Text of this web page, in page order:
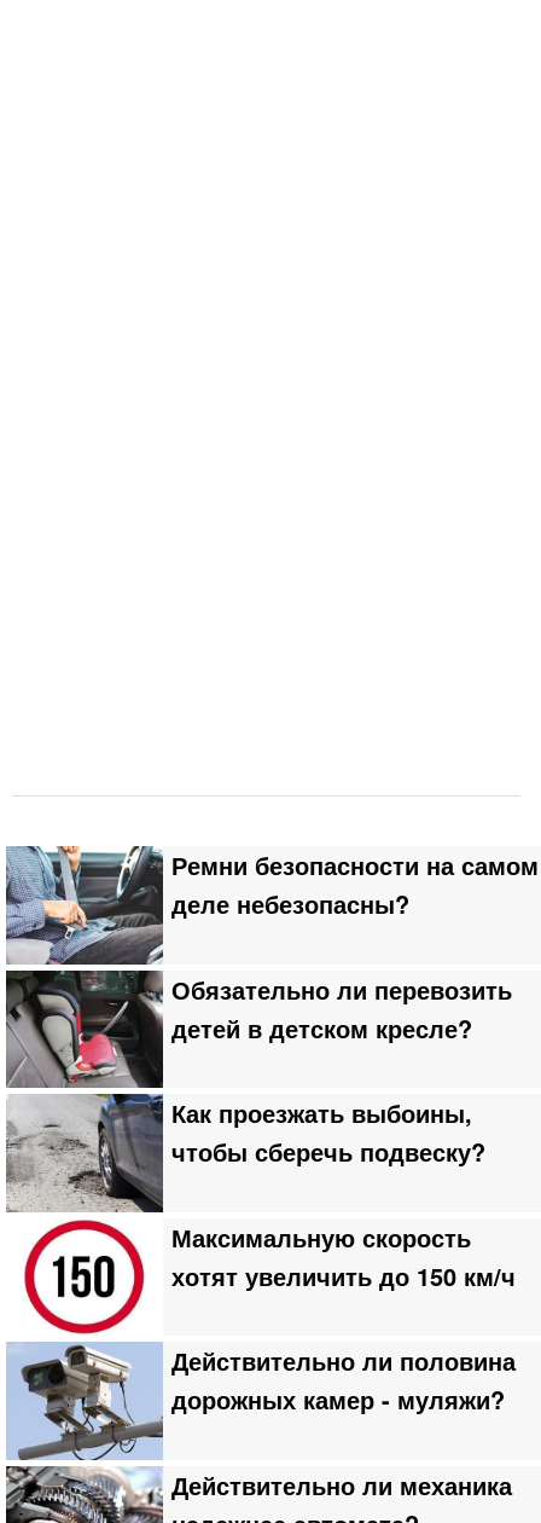
Ремни безопасности на самом
деле небезопасны?
Обязательно ли перевозить
детей в детском кресле?
Как проезжать выбоины,
чтобы сберечь подвеску?
Максимальную скорость
хотят увеличить до 150 км/ч
Действительно ли половина
дорожных камер - муляжи?
Действительно ли механика